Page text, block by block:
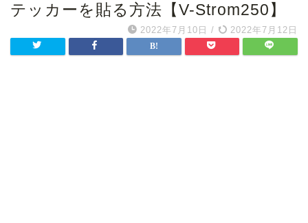
テッカーを貼る方法【V-Strom250】
2022年7月10日 / 2022年7月12日